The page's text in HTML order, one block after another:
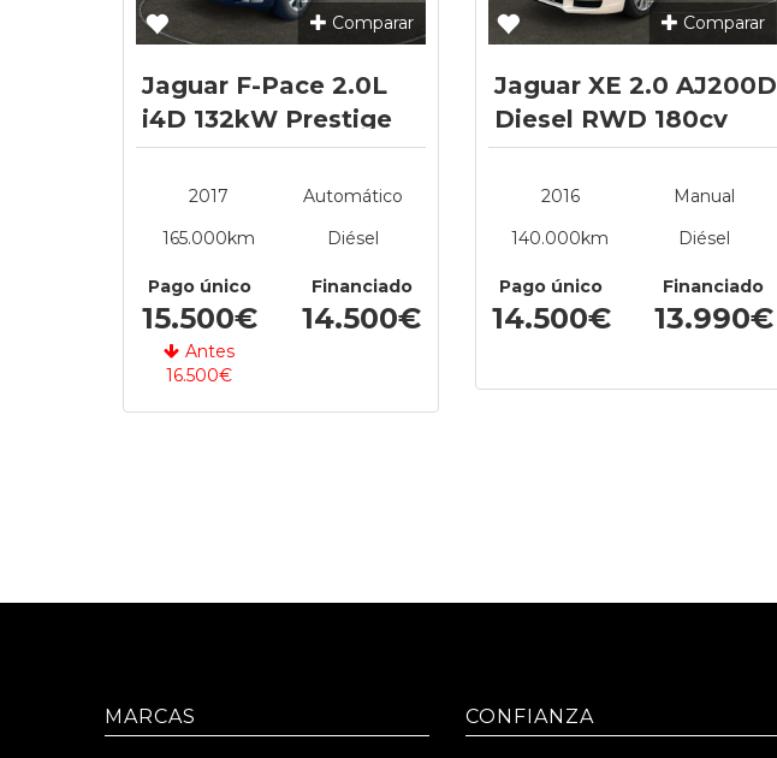
Comparar
Jaguar F-Pace 2.0L
i4D 132kW Prestige
Auto
2017
165.000km
Automático
Diésel
Pago único
15.500€
Antes
16.500€
Financiado
14.500€
Comparar
Jaguar XE 2.0 AJ200D
Diesel RWD 180cv
Prestige
2016
140.000km
Manual
Diésel
Pago único
14.500€
Financiado
13.990€
MARCAS CONFIANZA